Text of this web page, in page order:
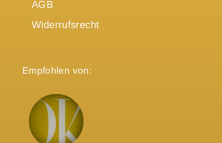
AGB
Widerrufsrecht
Empfohlen von: